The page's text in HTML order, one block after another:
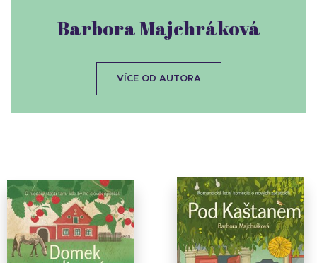
Barbora Majchráková
VÍCE OD AUTORA